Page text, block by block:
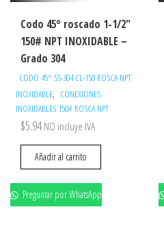
Codo 45° roscado 1-1/2″
150# NPT INOXIDABLE –
Grado 304
CODO 45° SS-304 CL-150 ROSCA NPT
INOXIDABLE, CONEXIONES
INOXIDABLES 150# ROSCA NPT
$5.94 NO incluye IVA
Añadir al carrito
Preguntar por WhatsApp